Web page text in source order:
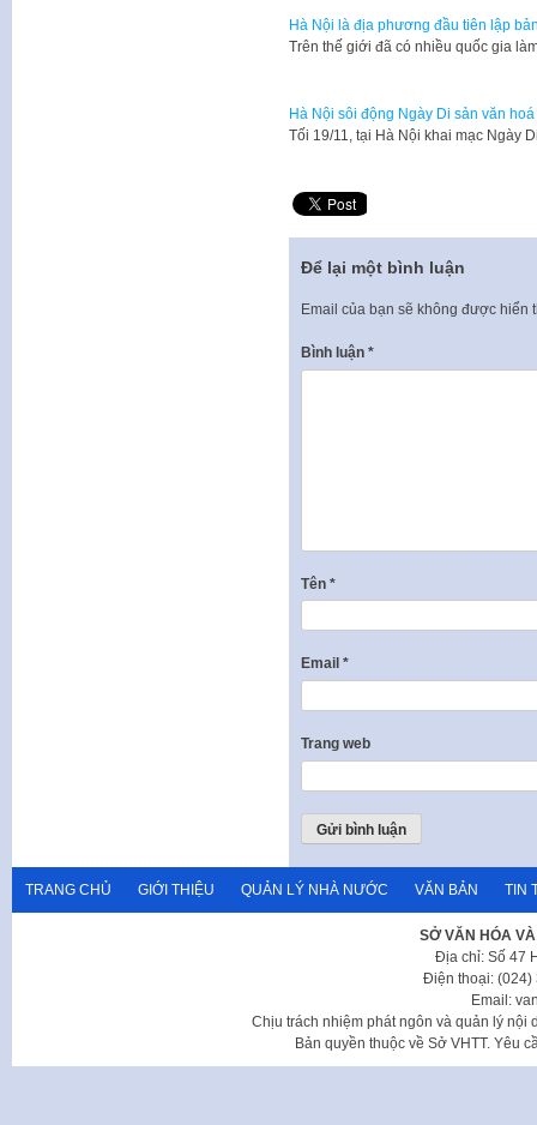
Hà Nội là địa phương đầu tiên lập
Trên thế giới đã có nhiều quốc gia
Hà Nội sôi động Ngày Di sản văn
​Tối 19/11, tại Hà Nội khai mạc Ngày
Để lại một bình luận
Email của bạn sẽ không được hiển
Bình luận *
Tên *
Email *
Trang web
TRANG CHỦ GIỚI THIỆU QUẢN LÝ NHÀ NƯỚC VĂN BẢN TIN
SỞ VĂN HÓA
Địa chỉ: Số 47
Điện thoại: (024)
Email:
Chịu trách nhiệm phát ngôn và quản lý nội
Bản quyền thuộc về Sở VHTT. Yêu